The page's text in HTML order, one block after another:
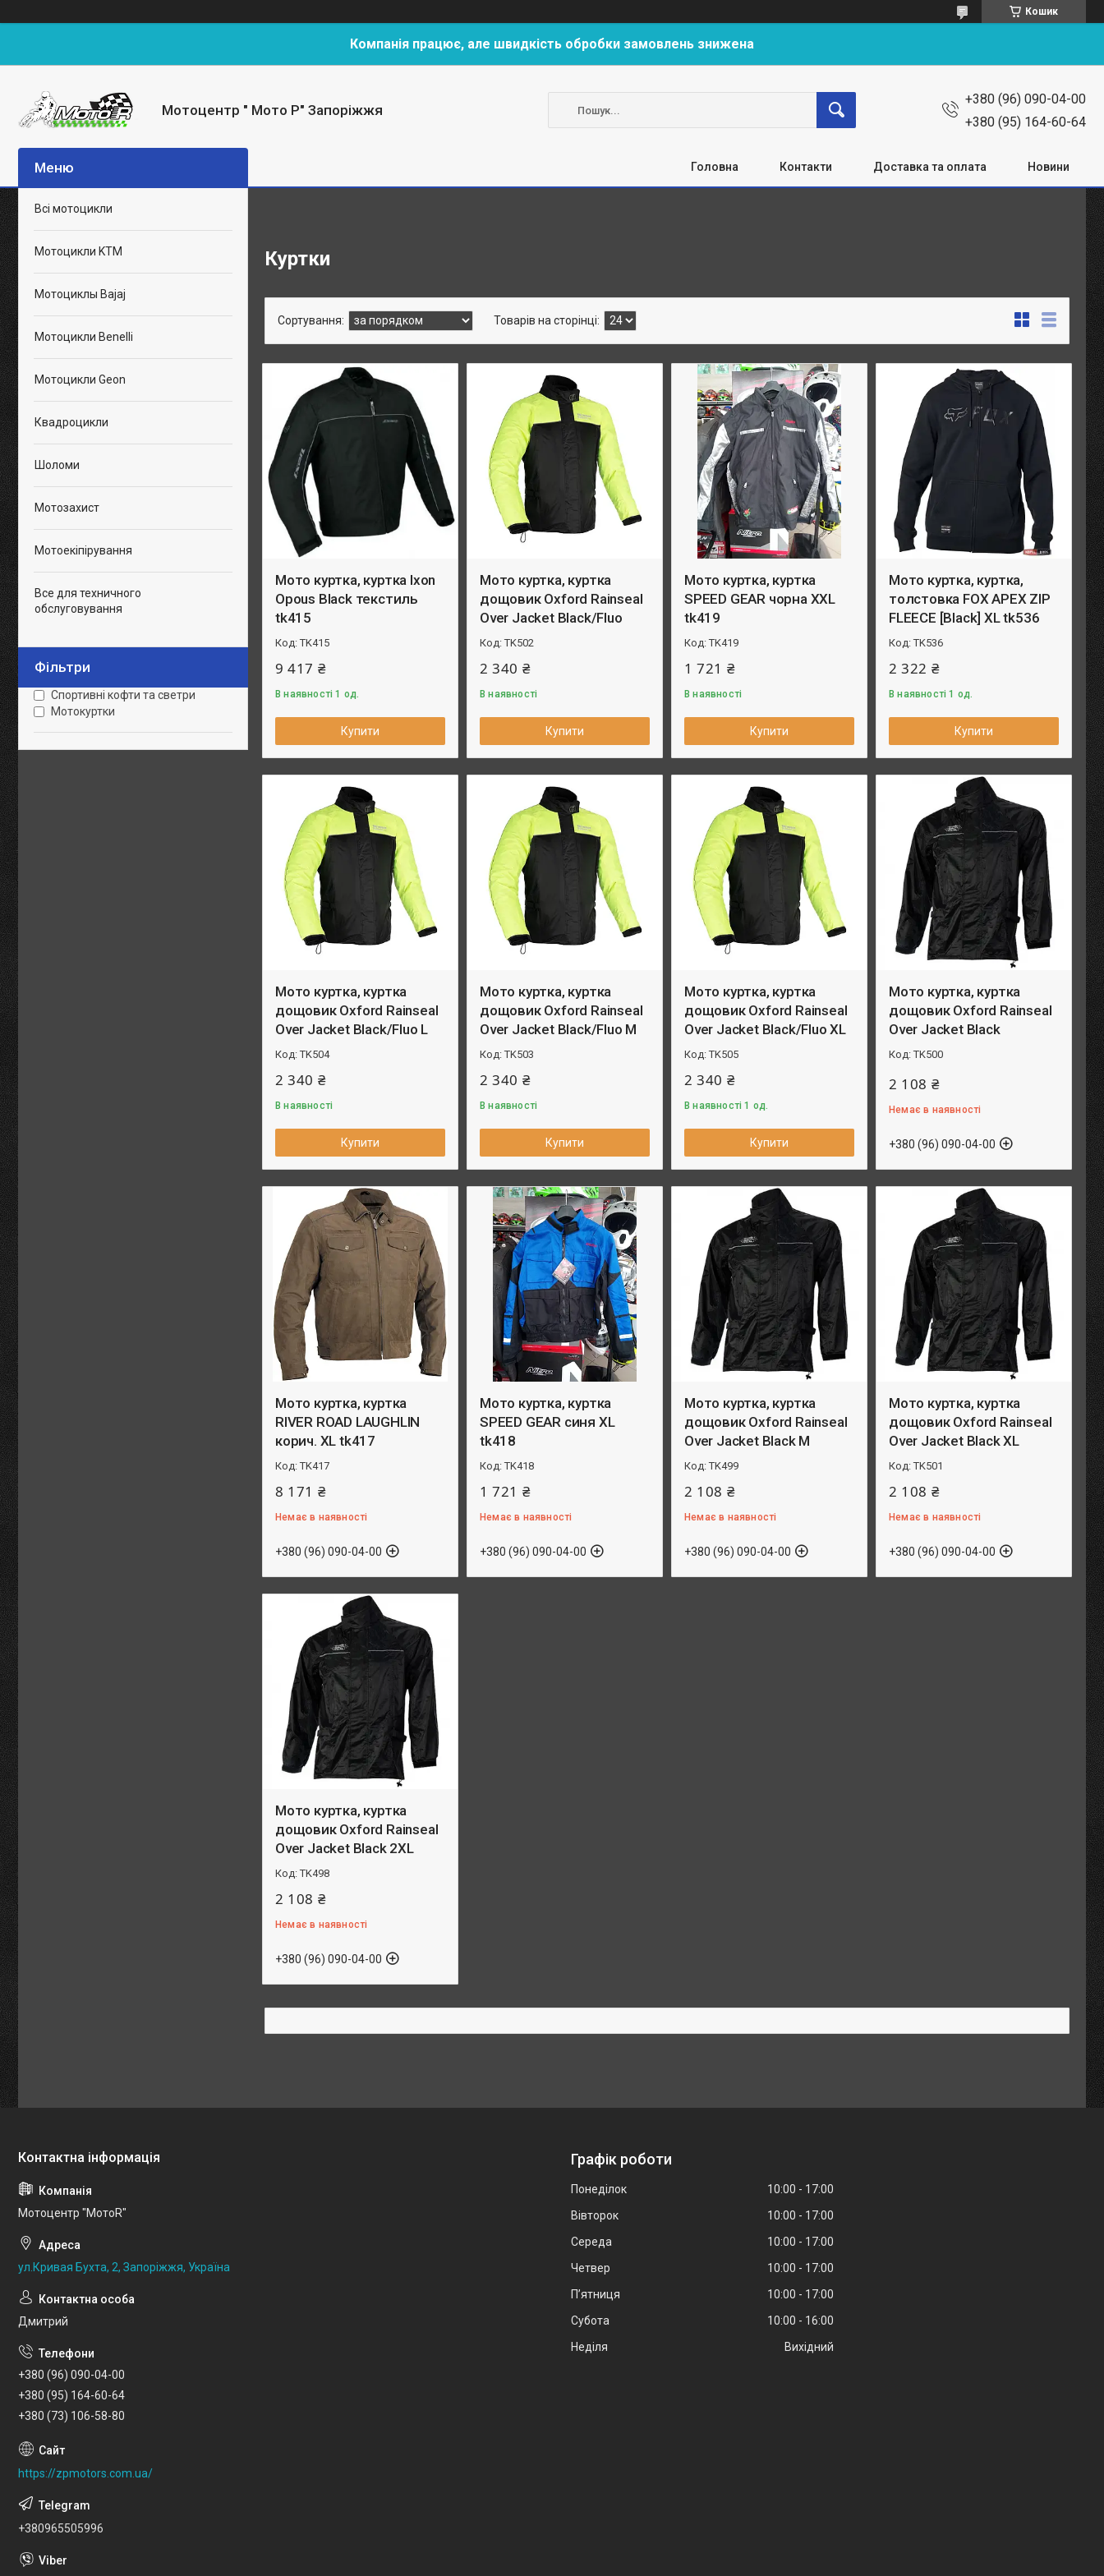
Кошик
Компанія працює, але швидкість обробки замовлень знижена
Мотоцентр " Мото Р" Запоріжжя
+380 (96) 090-04-00
+380 (95) 164-60-64
Головна Контакти Доставка та оплата Новини
Куртки
Мото куртка, куртка Ixon
Opous Black текстиль
tk415
TK415
9 417 ₴
В наявності 1 од.
Купити
Мото куртка, куртка
дощовик Oxford Rainseal
Over Jacket Black/Fluo
TK502
2 340 ₴
В наявності
Купити
Мото куртка, куртка
SPEED GEAR чорна XXL
tk419
TK419
1 721 ₴
В наявності
Купити
Мото куртка, куртка,
толстовка FOX APEX ZIP
FLEECE [Black] XL tk536
TK536
2 322 ₴
В наявності 1 од.
Купити
Мото куртка, куртка
дощовик Oxford Rainseal
Over Jacket Black/Fluo L
TK504
2 340 ₴
В наявності
Купити
Мото куртка, куртка
дощовик Oxford Rainseal
Over Jacket Black/Fluo M
TK503
2 340 ₴
В наявності
Купити
Мото куртка, куртка
дощовик Oxford Rainseal
Over Jacket Black/Fluo XL
TK505
2 340 ₴
В наявності 1 од.
Купити
Мото куртка, куртка
дощовик Oxford Rainseal
Over Jacket Black
TK500
2 108 ₴
Немає в наявності
+380 (96) 090-04-00
Мото куртка, куртка
RIVER ROAD LAUGHLIN
корич. XL tk417
TK417
8 171 ₴
Немає в наявності
+380 (96) 090-04-00
Мото куртка, куртка
SPEED GEAR синя XL
tk418
TK418
1 721 ₴
Немає в наявності
+380 (96) 090-04-00
Мото куртка, куртка
дощовик Oxford Rainseal
Over Jacket Black M
TK499
2 108 ₴
Немає в наявності
+380 (96) 090-04-00
Мото куртка, куртка
дощовик Oxford Rainseal
Over Jacket Black XL
TK501
2 108 ₴
Немає в наявності
+380 (96) 090-04-00
Мото куртка, куртка
дощовик Oxford Rainseal
Over Jacket Black 2XL
TK498
2 108 ₴
Немає в наявності
+380 (96) 090-04-00
Всі мотоцикли
Мотоцикли KTM
Мотоциклы Bajaj
Мотоцикли Benelli
Мотоцикли Geon
Квадроцикли
Шоломи
Мотозахист
Мотоекіпірування
Все для техничного
обслуговування
Фільтри
Спортивні кофти та светри
Мотокуртки
Мотоцентр "МотоR"
ул.Кривая Бухта, 2, Запоріжжя, Україна
Дмитрий
+380 (96) 090-04-00
+380 (95) 164-60-64
+380 (73) 106-58-80
https://zpmotors.com.ua/
+380965505996
Графік роботи
Понеділок 10:00
17:00
Вівторок
10:00
17:00
Середа
10:00
17:00
Четвер
10:00
17:00
Пʼятниця
10:00
17:00
Субота
10:00
16:00
Неділя
Вихідний